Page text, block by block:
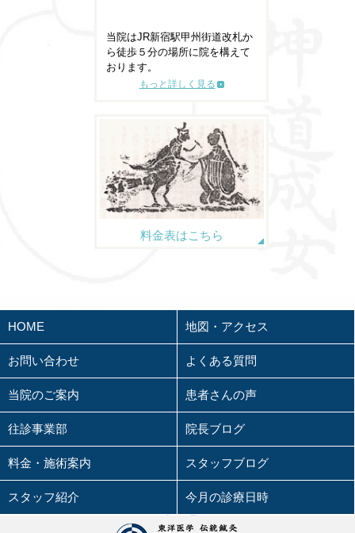
当院はJR新宿駅甲州街道改札か
ら徒歩５分の場所に院を構えて
おります。
もっと詳しく見る
料金表はこちら
HOME 地図・アクセス
お問い合わせ よくある質問
当院のご案内 患者さんの声
往診事業部 院長ブログ
料金・施術案内 スタッフブログ
スタッフ紹介 今月の診療日時